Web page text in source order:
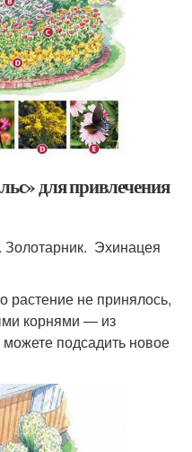
для привлечения
Эхинацея
растение не принялось,
корнями — из
подсадить новое